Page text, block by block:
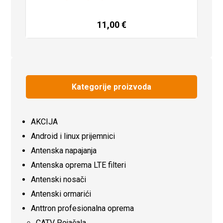
11,00€
Dodaj u košaricu
Kategorije proizvoda
AKCIJA
Android i linux prijemnici
Antenska napajanja
Antenska oprema LTE filteri
Antenski nosači
Antenski ormarići
Anttron profesionalna oprema